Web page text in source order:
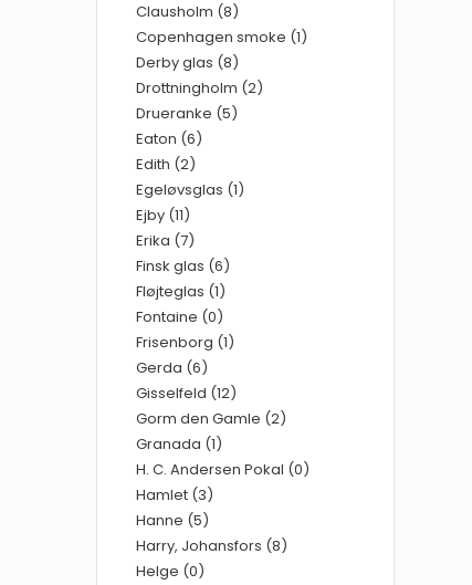
Clausholm (8)
Copenhagen smoke (1)
Derby glas (8)
Drottningholm (2)
Drueranke (5)
Eaton (6)
Edith (2)
Egeløvsglas (1)
Ejby (11)
Erika (7)
Finsk glas (6)
Fløjteglas (1)
Fontaine (0)
Frisenborg (1)
Gerda (6)
Gisselfeld (12)
Gorm den Gamle (2)
Granada (1)
H. C. Andersen Pokal (0)
Hamlet (3)
Hanne (5)
Harry, Johansfors (8)
Helge (0)